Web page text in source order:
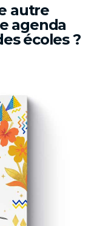
autre
agenda
écoles ?